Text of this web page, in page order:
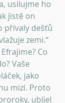
usilujme ho
jistě on
přívaly dešťů
zemi.“
Co
Vaše
jako
mizí. Proto
ubíjel